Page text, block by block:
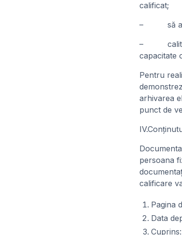
calificat;
– să aibă
– calităţi
capacitate
Pentru
arhivarea
punct de
persoana
calificare
Pagina
Data